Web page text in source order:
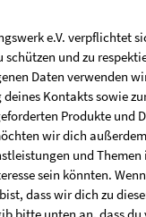
e.V. verpflichtet
schützen und zu
Daten verwenden
Kontakts sowie
Produkte und
wir dich
und
sein könnten.
dass wir dich zu